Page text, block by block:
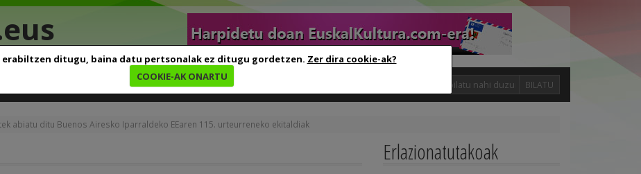
erabiltzen ditugu, baina datu pertsonalak ez ditugu gordetzen. Zer dira cookie-ak?
COOKIE-AK ONARTU
Euskara ikasten BILATU
abiatu ditu Buenos Airesko Iparraldeko EEaren 115. urteurreneko ekitaldiak
Erlazionatutakoak